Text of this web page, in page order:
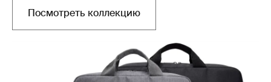
Посмотреть коллекциюОткрывается в новой вкладке